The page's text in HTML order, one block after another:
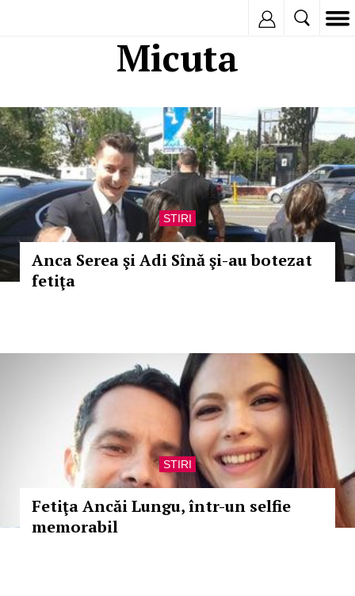
Micuta
STIRI
Anca Serea şi Adi Sînă şi-au botezat
fetiţa
STIRI
Fetiţa Ancăi Lungu, într-un selfie
memorabil